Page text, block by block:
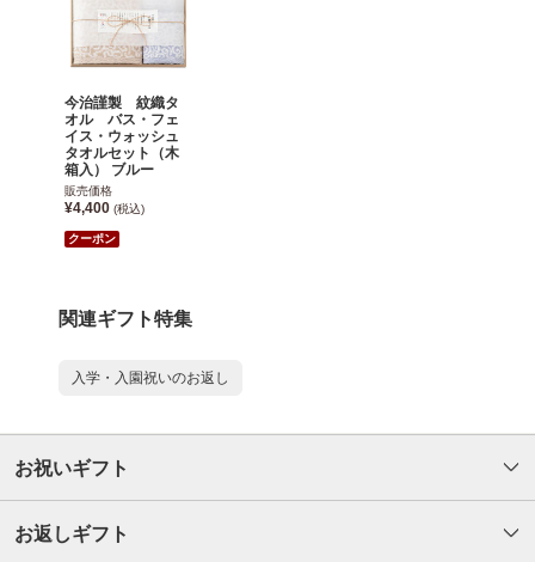
今治謹製 紋織タ
オル バス・フェ
イス・ウォッシュ
タオルセット（木
箱入） ブルー
販売価格
¥4,400 (税込)
クーポン
関連ギフト特集
入学・入園祝いのお返し
お祝いギフト
お返しギフト